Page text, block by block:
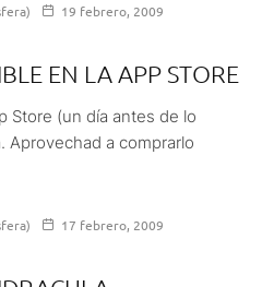
19 febrero, 2009
EN LA APP STORE
Store (un día antes de lo
Aprovechad a comprarlo
17 febrero, 2009